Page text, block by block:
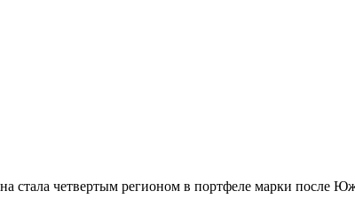
стала четвертым регионом в портфеле марки после